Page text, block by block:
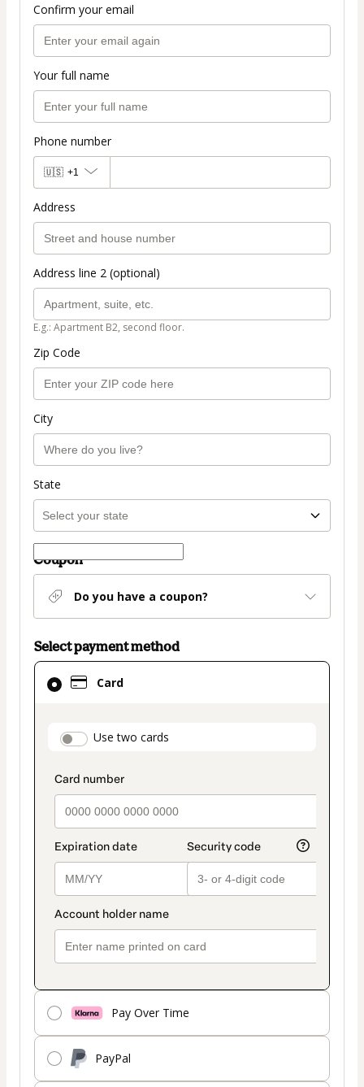
Confirm your email
Your full name
Phone number
🇺🇸 +1
Address
Address line 2 (optional)
E.g.: Apartment B2, second floor.
Zip Code
City
State
Coupon
Do you have a coupon?
Select payment method
Card
payment_data.section_title_v2
Use two cards
Pay Over Time
PayPal
Card
selected
method